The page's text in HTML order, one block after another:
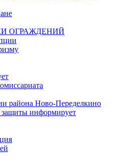
ОГРАЖДЕНИЙ
района Ново-Переделкино
защиты информирует